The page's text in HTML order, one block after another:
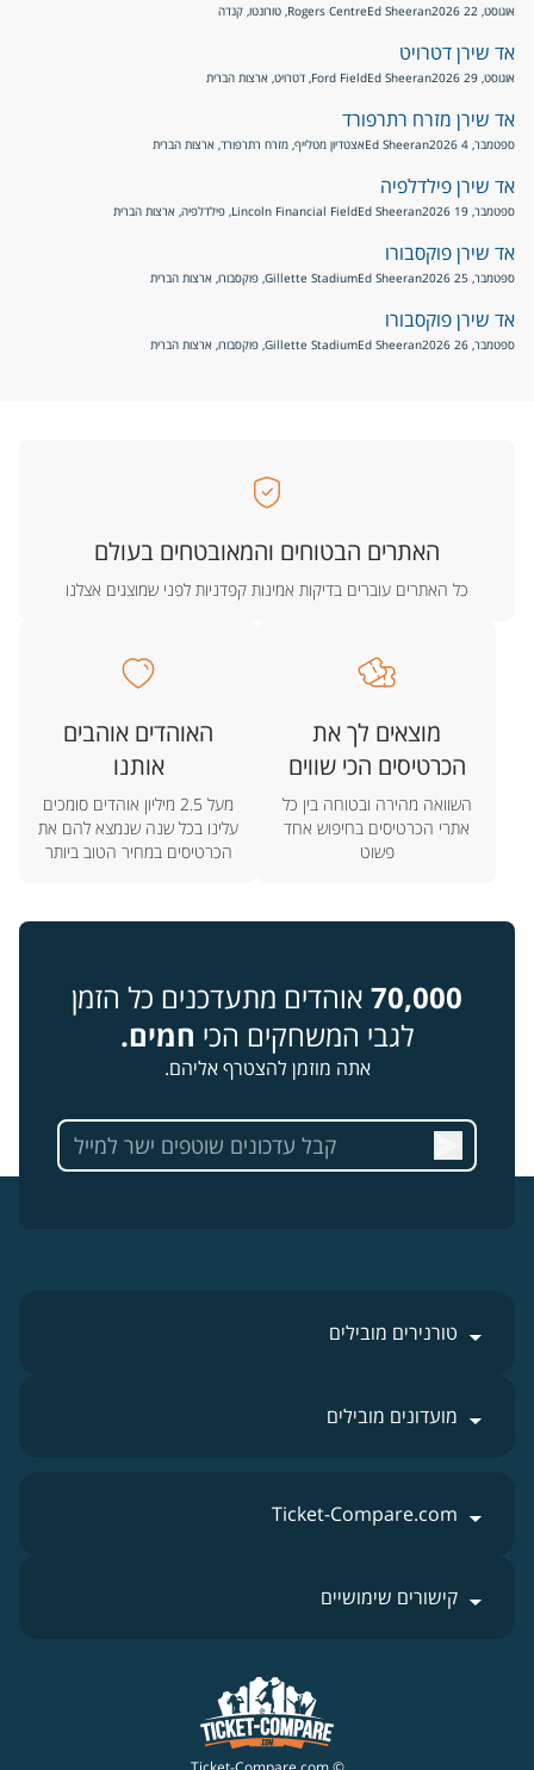
אוגוסט, 22 2026 Ed SheeranRogers Centre, טורונטו, קנדה
אד שירן דטרויט
אוגוסט, 29 2026 Ed SheeranFord Field, דטרויט, ארצות הברית
אד שירן מזרח רתרפורד
ספטמבר, 4 2026 Ed Sheeranאצטדיון מטלייף, מזרח רתרפורד, ארצות הברית
אד שירן פילדלפיה
ספטמבר, 19 2026 Ed SheeranLincoln Financial Field, פילדלפיה, ארצות הברית
אד שירן פוקסבורו
ספטמבר, 25 2026 Ed SheeranGillette Stadium, פוקסבורו, ארצות הברית
אד שירן פוקסבורו
ספטמבר, 26 2026 Ed SheeranGillette Stadium, פוקסבורו, ארצות הברית
האתרים הבטוחים והמאובטחים בעולם
כל האתרים עוברים בדיקות אמינות קפדניות לפני שמוצגים אצלנו
מוצאים לך את
הכרטיסים הכי שווים
השוואה מהירה ובטוחה בין כל
אתרי הכרטיסים בחיפוש אחד
פשוט
האוהדים אוהבים
אותנו
מעל 2.5 מיליון אוהדים סומכים
עלינו בכל שנה שנמצא להם את
הכרטיסים במחיר הטוב ביותר
70,000 אוהדים מתעדכנים כל הזמן
לגבי המשחקים הכי חמים.
אתה מוזמן להצטרף אליהם.
טורנירים מובילים
מועדונים מובילים
Ticket-Compare.com
קישורים שימושיים